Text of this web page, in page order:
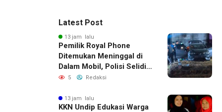
Latest Post
13 jam lalu
Pemilik Royal Phone
Ditemukan Meninggal di
Dalam Mobil, Polisi Selidiki
Dugaan Keterkaitan
5 Redaksi
13 jam lalu
KKN Undip Edukasi Warga